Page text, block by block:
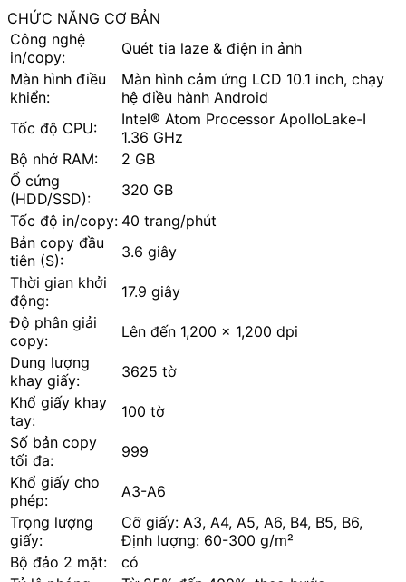
CHỨC NĂNG CƠ BẢN
Công nghệ
in/copy:
Quét tia laze & điện in ảnh
Màn hình điều
khiển:
Màn hình cảm ứng LCD 10.1 inch, chạy
hệ điều hành Android
Tốc độ CPU:
Intel® Atom Processor ApolloLake-I
1.36 GHz
Bộ nhớ RAM:
2 GB
Ổ cứng
(HDD/SSD):
320 GB
Tốc độ in/copy: 40 trang/phút
Bản copy đầu
tiên (S):
3.6 giây
Thời gian khởi
động:
17.9 giây
Độ phân giải
copy:
Lên đến 1,200 x 1,200 dpi
Dung lượng
khay giấy:
3625 tờ
Khổ giấy khay
tay:
100 tờ
Số bản copy
tối đa:
999
Khổ giấy cho
phép:
A3-A6
Trọng lượng
giấy:
Cỡ giấy: A3, A4, A5, A6, B4, B5, B6,
Định lượng: 60-300 g/m²
Bộ đảo 2 mặt:
có